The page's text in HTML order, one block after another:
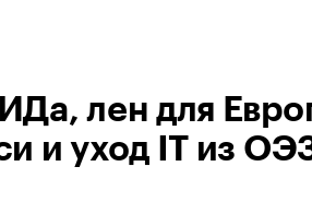
лен для
и уход IT из